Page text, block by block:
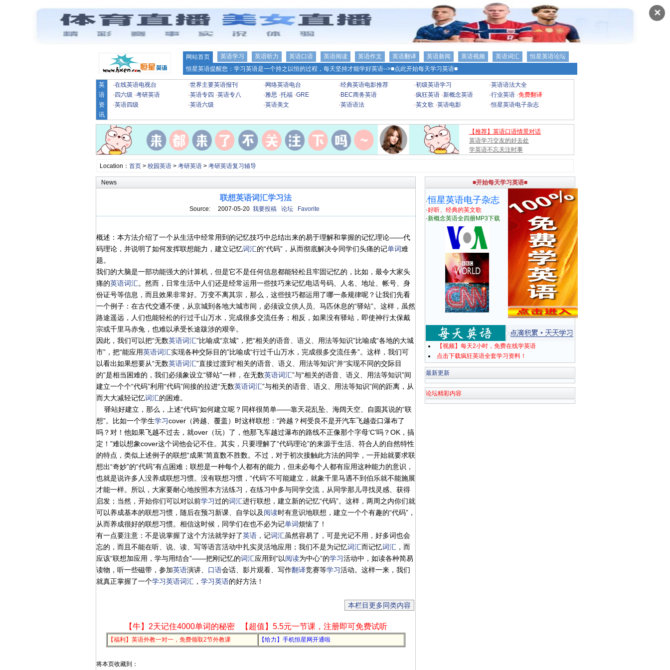
✕
网站首页 英语学习 英语听力 英语口语 英语阅读 英语作文 英语翻译 英语新闻 英语视频 英语词汇
恒星英语论坛
恒星英语提醒您：学习英语是一个持之以恒的过程，每天坚持才能学好英语-->■点此开始每天学习英语■
英
语
资
讯
·在线英语电视台 ·世界主要英语报刊 · 网络英语电台 ·经典英语电影推荐 ·初级英语学习 ·英语语法大全
· 四六级 ·考研英语 ·英语专四 ·英语专八 ·雅思 ·托福 ·GRE · BEC商务英语 ·疯狂英语 ·新概念英语 ·行业英语 ·免费翻译
·英语四级 ·英语六级 ·英语美文 ·英语语法 ·英文歌 ·英语电影 ·恒星英语电子杂志
【推荐】英语口语情景对话
英语学习交友的好去处
学英语不忘关注时事
Location： 首页> 校园英语> 考研英语> 考研英语复习辅导
News
联想英语词汇学习法
Source: 2007-05-20 我要投稿 论坛 Favorite
概述：本方法介绍了一个从生活中经常用到的记忆技巧中总结出来的易于理解和掌握的记忆理论——代
码理论，并说明了如何发挥联想能力，建立记忆词汇的“代码”，从而彻底解决令同学们头痛的记单词难
题。
我们的大脑是一部功能强大的计算机，但是它不是任何信息都能轻松且牢固记忆的，比如，最令大家头
痛的英语词汇。然而，日常生活中人们还是经常运用一些技巧来记忆电话号码、人名、地址、帐号、身
份证号等信息，而且效果非常好。万变不离其宗，那么，这些技巧都运用了哪一条规律呢？让我们先看
一个例子：在古代交通不便，从京城到各地大城市间，必须设立供人员、马匹休息的“驿站”。这样，虽然
路途遥远，人们也能轻松的行过千山万水，完成很多交流任务；相反，如果没有驿站，即使神行太保戴
宗或千里马赤兔，也难以承受长途跋涉的艰辛。
因此，我们可以把“无数英语词汇”比喻成“京城”，把“相关的语音、语义、用法等知识”比喻成“各地的大城
市”，把“能应用英语词汇实现各种交际目的”比喻成“行过千山万水，完成很多交流任务”。这样，我们可
以看出如果想要从“无数英语词汇”直接过渡到“相关的语音、语义、用法等知识”并“实现不同的交际目
的”是相当困难的，我们必须象设立“驿站”一样，在无数英语词汇”与“相关的语音、语义、用法等知识”间
建立一个个“代码”利用“代码”间接的拉进“无数英语词汇”与相关的语音、语义、用法等知识”间的距离，从
而大大减轻记忆词汇的困难。
驿站好建立，那么，上述“代码”如何建立呢？同样很简单——靠天花乱坠、海阔天空、自圆其说的“联
想”。比如一个学生学习cover（跨越、覆盖）时这样联想：“跨越？柯受良不是开汽车飞越壶口瀑布了
吗？对！他如果飞越不过去，就over（玩）了，他那飞车越过瀑布的路线不正像那个字母‘C’吗？OK，搞
定！”难以想象cover这个词他会记不住。其实，只要理解了“代码理论”的来源于生活、符合人的自然特性
的特点，类似上述例子的联想“成果”简直数不胜数。不过，对于初次接触此方法的同学，一开始就要求联
想出“奇妙”的“代码”有点困难；联想是一种每个人都有的能力，但未必每个人都有应用这种能力的意识，
也就是说许多人没养成联想习惯。没有联想习惯，“代码”不可能建立，就象千里马遇不到伯乐就不能施展
才能一样。所以，大家要耐心地按照本方法练习，在练习中多与同学交流，从同学那儿寻找灵感、获得
启发；当然，开始你们可以对以前学习过的词汇进行联想，建立新的记忆“代码”。这样，两周之内你们就
可以养成基本的联想习惯，随后在预习新课、自学以及阅读时有意识地联想，建立一个个有趣的“代码”，
从而养成很好的联想习惯。相信这时候，同学们在也不必为记单词烦恼了！
有一点要注意：不是说掌握了这个方法就学好了英语 ，记词汇虽然容易了，可是光记不用，好多词也会
忘的，而且不能在听、说、读、写等语言活动中扎实灵活地应用；我们不是为记忆词汇而记忆词汇 ，而
应该“联想加应用，学与用结合”——把刚记忆的词汇应用到“以阅读为中心”的学习活动中，如读各种简易
读物，听一些磁带，参加英语演讲、 口语会话、影片观看、写作翻译竞赛等学习活动。这样一来，我们
就真正掌握了一个学习英语词汇 ， 学习英语的好方法！
本栏目更多同类内容
【牛】2天记住4000单词的秘密 【超值】5.5元一节课，注册即可免费试听
【福利】英语外教一对一，免费领取2节外教课 【给力】手机恒星网开通啦
将本页收藏到：
■开始每天学习英语■
·恒星英语电子杂志
·好听、经典的英文歌
·新概念英语全四册MP3下载
【视频】每天2小时，免费在线学英语
点击下载疯狂英语全套学习资料！
最新更新
论坛精彩内容